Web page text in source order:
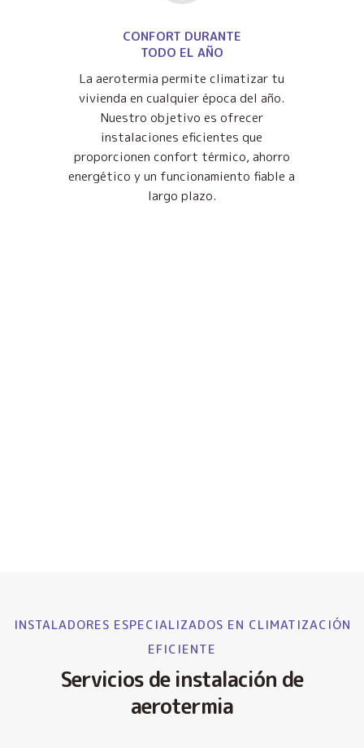
CONFORT DURANTE
TODO EL AÑO
La aerotermia permite climatizar tu
vivienda en cualquier época del año.
Nuestro objetivo es ofrecer
instalaciones eficientes que
proporcionen confort térmico, ahorro
energético y un funcionamiento fiable a
largo plazo.
INSTALADORES ESPECIALIZADOS EN CLIMATIZACIÓN
EFICIENTE
Servicios de instalación de
aerotermia